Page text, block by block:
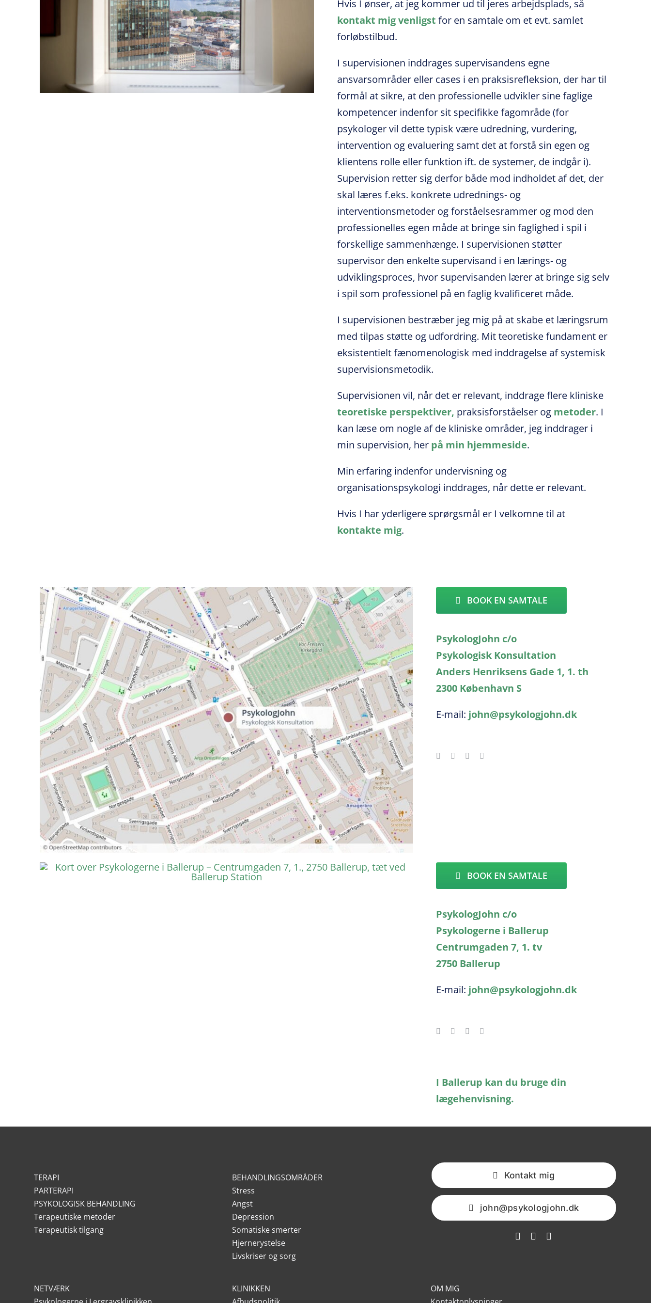
Hvis I ønser, at jeg kommer ud til jeres arbejdsplads, så
kontakt mig venligst for en samtale om et evt. samlet
forløbstilbud.
I supervisionen inddrages supervisandens egne
ansvarsområder eller cases i en praksisrefleksion, der har til
formål at sikre, at den professionelle udvikler sine faglige
kompetencer indenfor sit specifikke fagområde (for
psykologer vil dette typisk være udredning, vurdering,
intervention og evaluering samt det at forstå sin egen og
klientens rolle eller funktion ift. de systemer, de indgår i).
Supervision retter sig derfor både mod indholdet af det, der
skal læres f.eks. konkrete udrednings- og
interventionsmetoder og forståelsesrammer og mod den
professionelles egen måde at bringe sin faglighed i spil i
forskellige sammenhænge. I supervisionen støtter
supervisor den enkelte supervisand i en lærings- og
udviklingsproces, hvor supervisanden lærer at bringe sig selv
i spil som professionel på en faglig kvalificeret måde.
I supervisionen bestræber jeg mig på at skabe et læringsrum
med tilpas støtte og udfordring. Mit teoretiske fundament er
eksistentielt fænomenologisk med inddragelse af systemisk
supervisionsmetodik.
Supervisionen vil, når det er relevant, inddrage flere kliniske
teoretiske perspektiver, praksisforståelser og metoder. I
kan læse om nogle af de kliniske områder, jeg inddrager i
min supervision, her på min hjemmeside.
Min erfaring indenfor undervisning og
organisationspsykologi inddrages, når dette er relevant.
Hvis I har yderligere sprørgsmål er I velkomne til at
kontakte mig.
BOOK EN SAMTALE
PsykologJohn c/o
Psykologisk Konsultation
Anders Henriksens Gade 1, 1. th
2300 København S
E-mail: john@psykologjohn.dk
BOOK EN SAMTALE
PsykologJohn c/o
Psykologerne i Ballerup
Centrumgaden 7, 1. tv
2750 Ballerup
E-mail: john@psykologjohn.dk
I Ballerup kan du bruge din
lægehenvisning.
TERAPI
PARTERAPI
PSYKOLOGISK BEHANDLING
Terapeutiske metoder
Terapeutisk tilgang
BEHANDLINGSOMRÅDER
Stress
Angst
Depression
Somatiske smerter
Hjernerystelse
Livskriser og sorg
Kontakt mig
john@psykologjohn.dk
NETVÆRK
KLINIKKEN
OM MIG